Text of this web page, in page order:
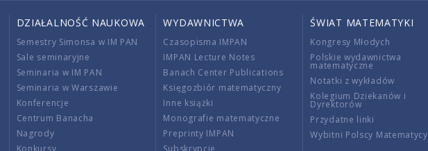
DZIAŁALNOŚĆ NAUKOWA
Semestry Simonsa w IM PAN
Sale seminaryjne
Seminaria w IM PAN
Seminaria w Warszawie
Konferencje
Centrum Banacha
Nagrody
Konkursy
WYDAWNICTWA
Czasopisma IMPAN
IMPAN Lecture Notes
Banach Center Publications
Księgozbiór matematyczny
Inne książki
Monografie matematyczne
Preprinty IMPAN
Subskrypcje
ŚWIAT MATEMATYKI
Kongresy Młodych
Polskie wydawnictwa
matematyczne
Notatki z wykładów
Kolegium Dziekanów i
Dyrektorów
Przydatne linki
Wybitni Polscy Matematycy